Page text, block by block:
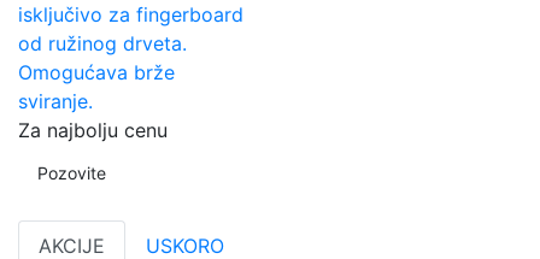
isključivo za fingerboard
od ružinog drveta.
Omogućava brže
sviranje.
Za najbolju cenu
Pozovite
AKCIJE USKORO